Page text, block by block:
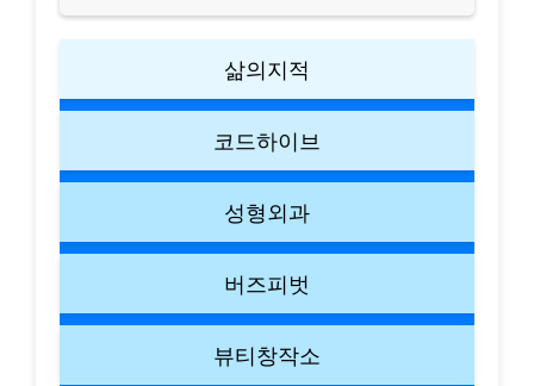
삶의지적
코드하이브
성형외과
버즈피벗
뷰티창작소